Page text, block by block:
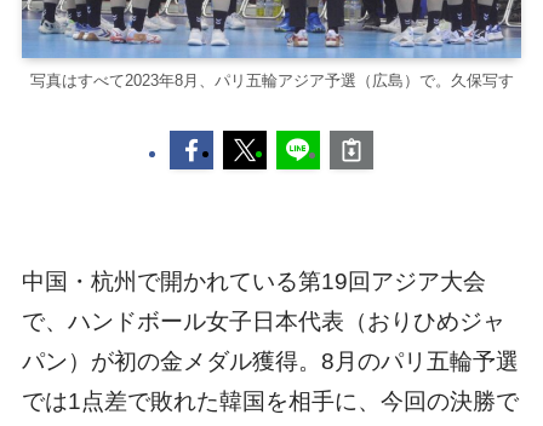
写真はすべて2023年8月、パリ五輪アジア予選（広島）で。久保写す
中国・杭州で開かれている第19回アジア大会
で、ハンドボール女子日本代表（おりひめジャ
パン）が初の金メダル獲得。8月のパリ五輪予選
では1点差で敗れた韓国を相手に、今回の決勝で